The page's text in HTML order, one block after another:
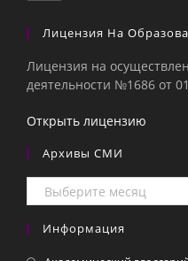
Лицензия На
Лицензия на
деятельности №1686 от
Открыть лицензию
Архивы СМИ
Архивы
СМИ
Информация